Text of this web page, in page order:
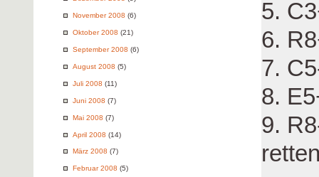
November 2008 (6)
Oktober 2008 (21)
September 2008 (6)
August 2008 (5)
Juli 2008 (11)
Juni 2008 (7)
Mai 2008 (7)
April 2008 (14)
März 2008 (7)
Februar 2008 (5)
5.
6.
7.
8.
9.